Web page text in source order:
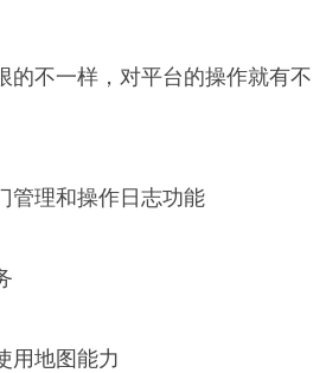
的不一样，对平台的操作就有不
管理和操作日志功能
用地图能力